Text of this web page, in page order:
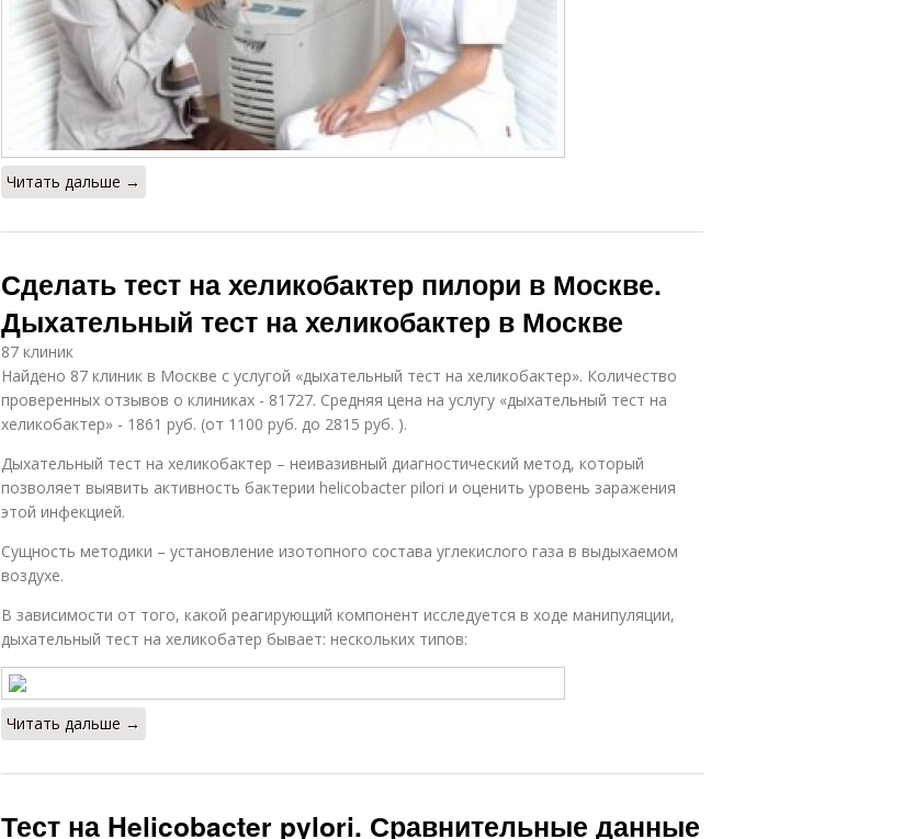
Читать дальше →
Сделать тест на хеликобактер пилори в Москве.
Дыхательный тест на хеликобактер в Москве
87 клиник
Найдено 87 клиник в Москве с услугой «дыхательный тест на хеликобактер». Количество
проверенных отзывов о клиниках - 81727. Средняя цена на услугу «дыхательный тест на
хеликобактер» - 1861 руб. (от 1100 руб. до 2815 руб. ).
Дыхательный тест на хеликобактер – неивазивный диагностический метод, который
позволяет выявить активность бактерии helicobacter pilori и оценить уровень заражения
этой инфекцией.
Сущность методики – установление изотопного состава углекислого газа в выдыхаемом
воздухе.
В зависимости от того, какой реагирующий компонент исследуется в ходе манипуляции,
дыхательный тест на хеликобатер бывает: нескольких типов:
Читать дальше →
Тест на Helicobacter pylori. Сравнительные данные